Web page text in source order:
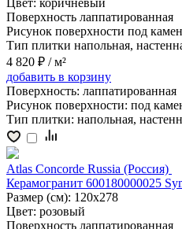
Цвет: коричневый
Поверхность лаппатированная
Рисунок поверхности под
Тип плитки напольная,
4 820 ₽ / м²
добавить в корзину
Поверхность: лаппатированная
Рисунок поверхности: под
Тип плитки: напольная,
Atlas Concorde Russia (Россия)
Керамогранит 600180000025
Размер (см): 120x278
Цвет: розовый
Поверхность лаппатированная